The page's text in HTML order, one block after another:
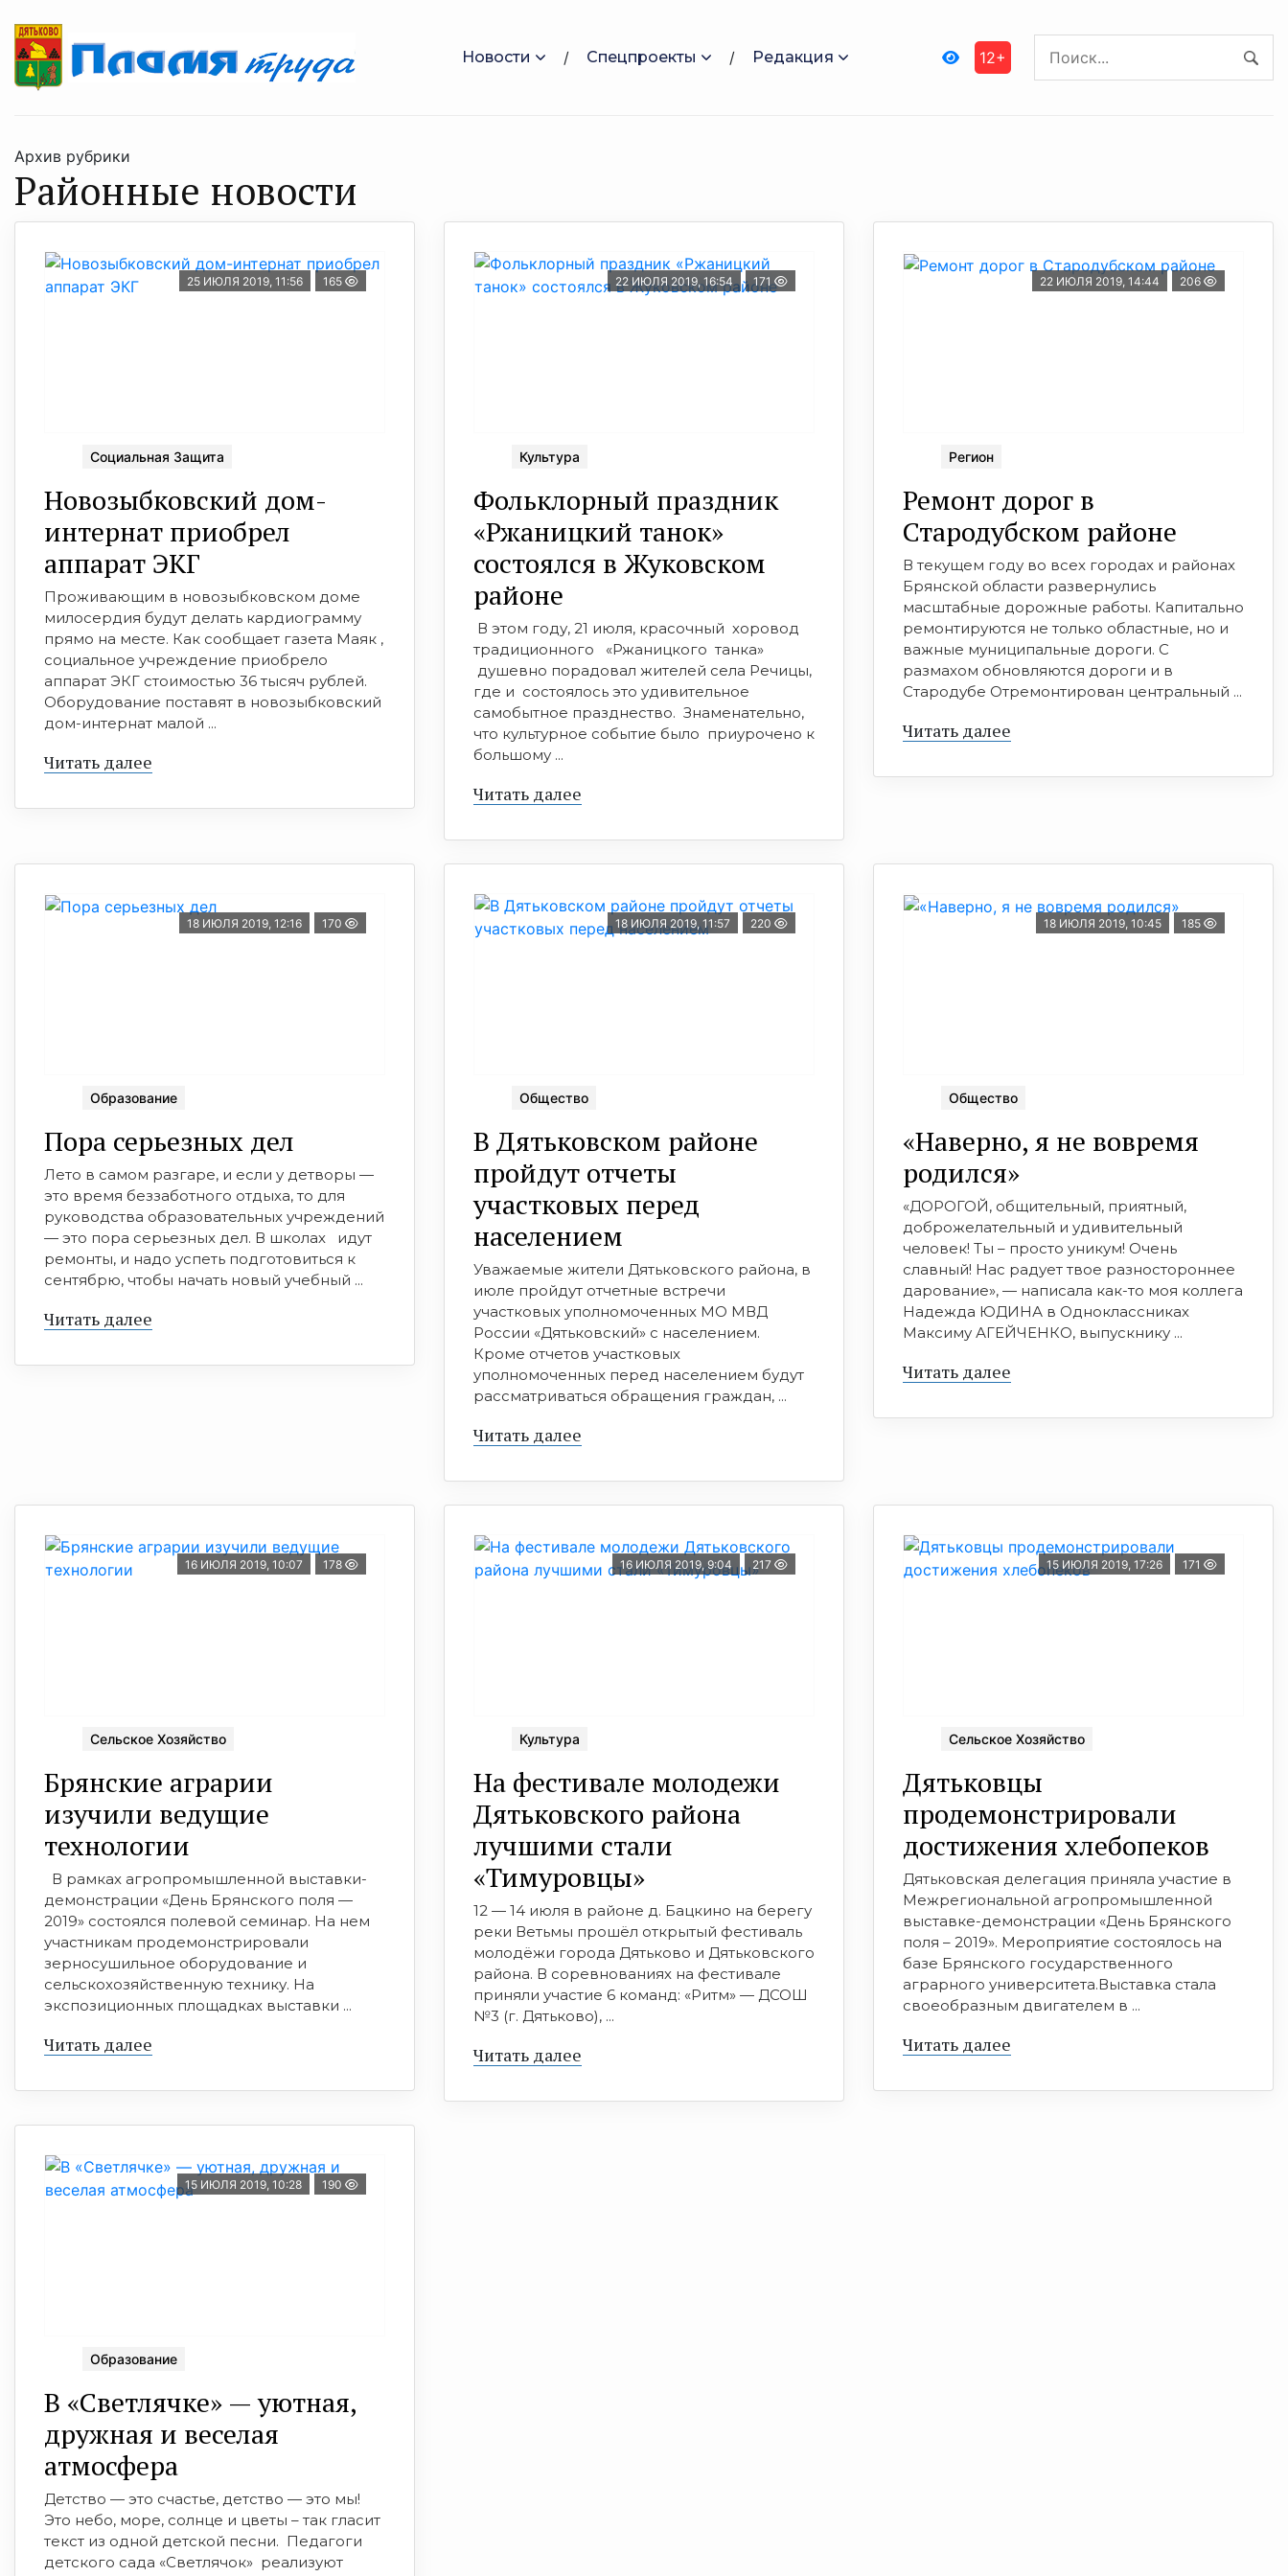
Новости Спецпроекты Редакция 12+
Архив рубрики
Районные новости
25 ИЮЛЯ 2019, 11:56 165
Социальная Защита
Новозыбковский дом-
интернат приобрел
аппарат ЭКГ
Проживающим в новозыбковском доме
милосердия будут делать кардиограмму
прямо на месте. Как сообщает газета Маяк ,
социальное учреждение приобрело
аппарат ЭКГ стоимостью 36 тысяч рублей.
Оборудование поставят в новозыбковский
дом-интернат малой ...
Читать далее
22 ИЮЛЯ 2019, 16:54 171
Культура
Фольклорный праздник
«Ржаницкий танок»
состоялся в Жуковском
районе
В этом году, 21 июля, красочный хоровод
традиционного «Ржаницкого танка»
душевно порадовал жителей села Речицы,
где и состоялось это удивительное
самобытное празднество. Знаменательно,
что культурное событие было приурочено к
большому ...
Читать далее
22 ИЮЛЯ 2019, 14:44 206
Регион
Ремонт дорог в
Стародубском районе
В текущем году во всех городах и районах
Брянской области развернулись
масштабные дорожные работы. Капитально
ремонтируются не только областные, но и
важные муниципальные дороги. С
размахом обновляются дороги и в
Стародубе Отремонтирован центральный ...
Читать далее
18 ИЮЛЯ 2019, 12:16 170
Образование
Пора серьезных дел
Лето в самом разгаре, и если у детворы —
это время беззаботного отдыха, то для
руководства образовательных учреждений
— это пора серьезных дел. В школах идут
ремонты, и надо успеть подготовиться к
сентябрю, чтобы начать новый учебный ...
Читать далее
18 ИЮЛЯ 2019, 11:57 220
Общество
В Дятьковском районе
пройдут отчеты
участковых перед
населением
Уважаемые жители Дятьковского района, в
июле пройдут отчетные встречи
участковых уполномоченных МО МВД
России «Дятьковский» с населением.
Кроме отчетов участковых
уполномоченных перед населением будут
рассматриваться обращения граждан, ...
Читать далее
18 ИЮЛЯ 2019, 10:45 185
Общество
«Наверно, я не вовремя
родился»
«ДОРОГОЙ, общительный, приятный,
доброжелательный и удивительный
человек! Ты – просто уникум! Очень
славный! Нас радует твое разностороннее
дарование», — написала как-то моя коллега
Надежда ЮДИНА в Одноклассниках
Максиму АГЕЙЧЕНКО, выпускнику ...
Читать далее
16 ИЮЛЯ 2019, 10:07 178
Сельское Хозяйство
Брянские аграрии
изучили ведущие
технологии
В рамках агропромышленной выставки-
демонстрации «День Брянского поля —
2019» состоялся полевой семинар. На нем
участникам продемонстрировали
зерносушильное оборудование и
сельскохозяйственную технику. На
экспозиционных площадках выставки ...
Читать далее
16 ИЮЛЯ 2019, 9:04 217
Культура
На фестивале молодежи
Дятьковского района
лучшими стали
«Тимуровцы»
12 — 14 июля в районе д. Бацкино на берегу
реки Ветьмы прошёл открытый фестиваль
молодёжи города Дятьково и Дятьковского
района. В соревнованиях на фестивале
приняли участие 6 команд: «Ритм» — ДСОШ
№3 (г. Дятьково), ...
Читать далее
15 ИЮЛЯ 2019, 17:26 171
Сельское Хозяйство
Дятьковцы
продемонстрировали
достижения хлебопеков
Дятьковская делегация приняла участие в
Межрегиональной агропромышленной
выставке-демонстрации «День Брянского
поля – 2019». Мероприятие состоялось на
базе Брянского государственного
аграрного университета.Выставка стала
своеобразным двигателем в ...
Читать далее
15 ИЮЛЯ 2019, 10:28 190
Образование
В «Светлячке» — уютная,
дружная и веселая
атмосфера
Детство — это счастье, детство — это мы!
Это небо, море, солнце и цветы – так гласит
текст из одной детской песни. Педагоги
детского сада «Светлячок» реализуют